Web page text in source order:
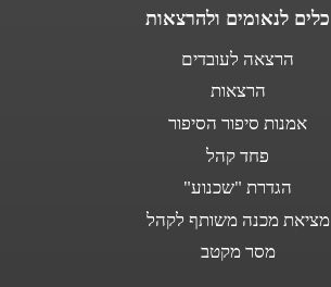
כלים לנאומים ולהרצאות
הרצאה לעובדים
הרצאות
אמנות סיפור הסיפור
פחד קהל
הגדרת "שכנוע"
מציאת מכנה משותף לקהל
מסר מקטב